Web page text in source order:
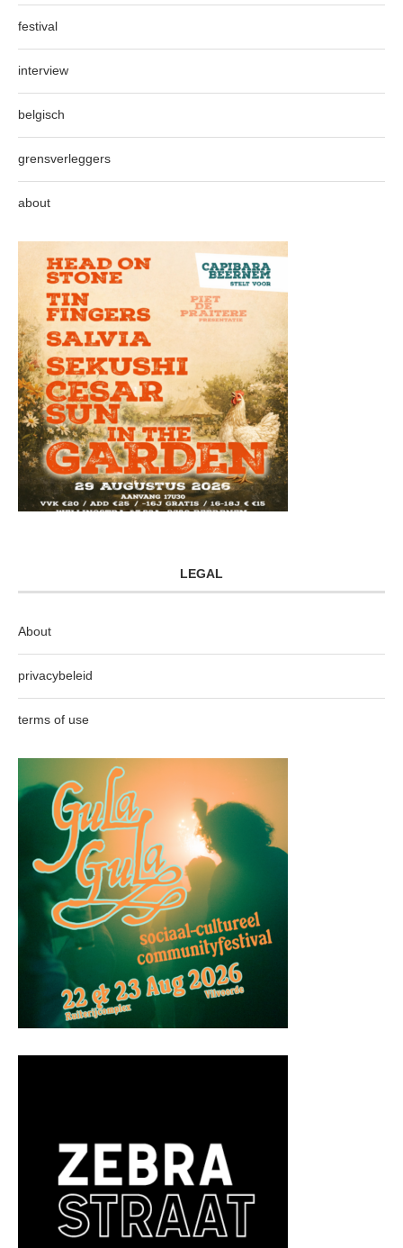
festival
interview
belgisch
grensverleggers
about
LEGAL
About
privacybeleid
terms of use